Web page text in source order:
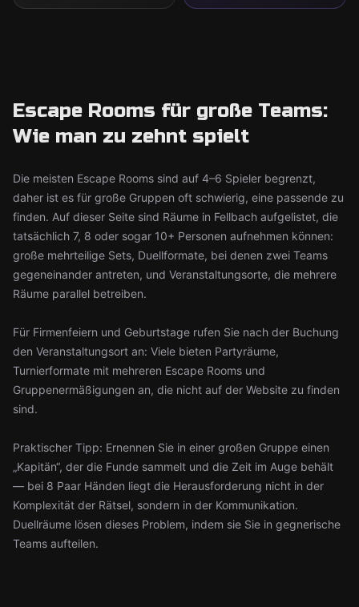
Escape Rooms für große Teams:
Wie man zu zehnt spielt
Die meisten Escape Rooms sind auf 4–6 Spieler begrenzt,
daher ist es für große Gruppen oft schwierig, eine passende zu
finden. Auf dieser Seite sind Räume in Fellbach aufgelistet, die
tatsächlich 7, 8 oder sogar 10+ Personen aufnehmen können:
große mehrteilige Sets, Duellformate, bei denen zwei Teams
gegeneinander antreten, und Veranstaltungsorte, die mehrere
Räume parallel betreiben.
Für Firmenfeiern und Geburtstage rufen Sie nach der Buchung
den Veranstaltungsort an: Viele bieten Partyräume,
Turnierformate mit mehreren Escape Rooms und
Gruppenermäßigungen an, die nicht auf der Website zu finden
sind.
Praktischer Tipp: Ernennen Sie in einer großen Gruppe einen
„Kapitän“, der die Funde sammelt und die Zeit im Auge behält
— bei 8 Paar Händen liegt die Herausforderung nicht in der
Komplexität der Rätsel, sondern in der Kommunikation.
Duellräume lösen dieses Problem, indem sie Sie in gegnerische
Teams aufteilen.